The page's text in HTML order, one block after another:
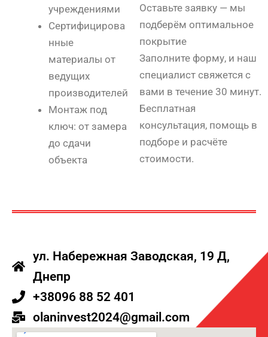
учреждениями
Сертифицирова
нные
материалы от
ведущих
производителей
Монтаж под
ключ: от замера
до сдачи
объекта
Оставьте заявку — мы
подберём оптимальное
покрытие
Заполните форму, и наш
специалист свяжется с
вами в течение 30 минут.
Бесплатная
консультация, помощь в
подборе и расчёте
стоимости.
ул. Набережная Заводская, 19 Д,
Днепр
+38096 88 52 401
olaninvest2024@gmail.com